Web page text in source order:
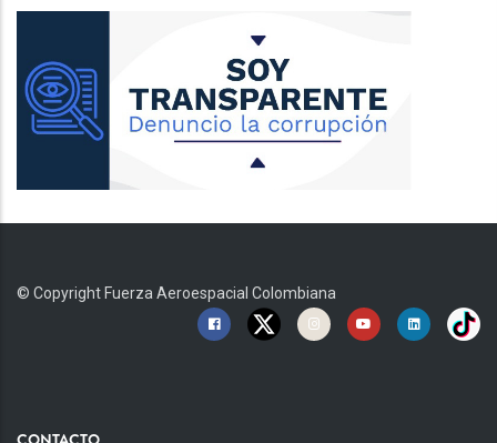
© Copyright Fuerza Aeroespacial Colombiana